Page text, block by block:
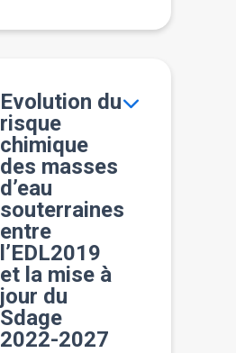
Evolution du
risque
chimique
des masses
d’eau
souterraines
entre
l’EDL2019
et la mise à
jour du
Sdage
2022-2027